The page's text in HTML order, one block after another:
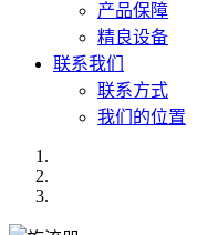
产品保障
精良设备
联系我们
联系方式
我们的位置